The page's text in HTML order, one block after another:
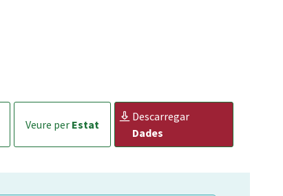
veure per Estat
descarregar
Dades